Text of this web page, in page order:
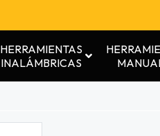
HERRAMIENTAS
INALÁMBRICAS